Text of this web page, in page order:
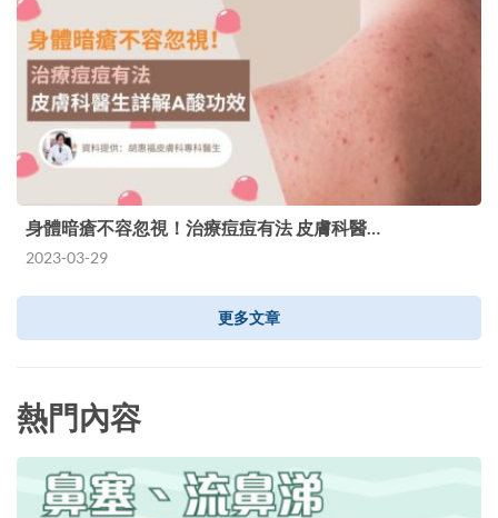
身體暗瘡不容忽視！治療痘痘有法 皮膚科醫…
2023-03-29
更多文章
熱門內容